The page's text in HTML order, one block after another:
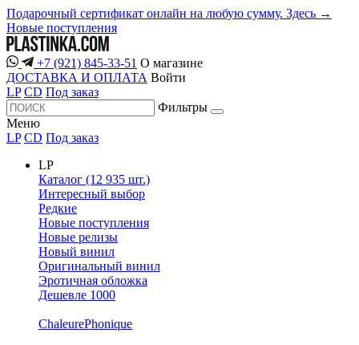
Подарочный сертификат онлайн на любую сумму. Здесь →
Новые поступления
+7 (921) 845-33-51 О магазине
ДОСТАВКА И ОПЛАТА Войти
LP CD Под заказ
Фильтры
Меню
LP CD Под заказ
LP
Каталог (12 935 шт.)
Интересный выбор
Редкие
Новые поступления
Новые релизы
Новый винил
Оригинальный винил
Эротичная обложка
Дешевле 1000
ChaleurePhonique